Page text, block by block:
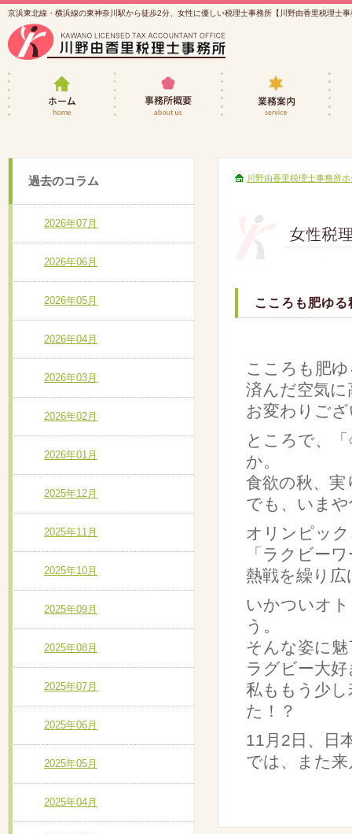
京浜東北線・横浜線の東神奈川駅から徒歩2分、女性に優しい税理士事務所【川野由香里税理士事
女性税理士・川野由香里税理士事務所ホーム
事務所概要
川野由香里税理士事務所
こころも肥ゆる
こころも肥
済んだ空気
お変わりご
ところで、
か。
食欲の秋、実
でも、いま
オリンピッ
「ラクビー
熱戦を繰り
いかついオ
う。
そんな姿に
ラグビー大好
私ももう少し
た！？
11月2日、日
では、また
過去のコラム
2026年07月
2026年06月
2026年05月
2026年04月
2026年03月
2026年02月
2026年01月
2025年12月
2025年11月
2025年10月
2025年09月
2025年08月
2025年07月
2025年06月
2025年05月
2025年04月